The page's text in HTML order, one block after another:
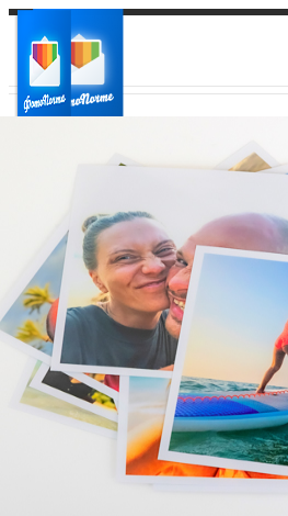
Ваш регион доставки
Выберите из списка: